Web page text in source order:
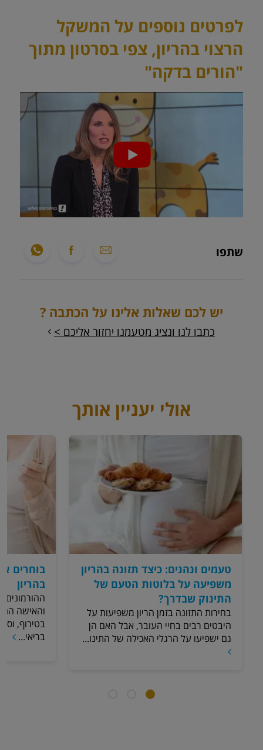
לפרטים נוספים על המשקל
הרצוי בהריון, צפי בסרטון מתוך
"הורים בדקה"
שתפו
יש לכם שאלות אלינו על הכתבה ?
כתבו לנו ונציג מטעמנו יחזור אליכם >
אולי יעניין אותך
טעמים ונהנים: כיצד תזונה בהריון
משפיעה על בלוטות הטעם של
התינוק שבדרך?
בחירות התזונה בזמן הריון משפיעות על
היבטים רבים בחיי העובר, אבל האם הן
גם ישפיעו על הרגלי האכילה של התינו...
בוחרים
בהריון
והאישה
בטירוף,
בריאי...